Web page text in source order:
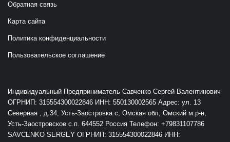
Обратная связь
Карта сайта
Политика конфиденциальности
Пользовательское соглашение
Индивидуальный Предприниматель Савченко Сергей Валентинович
ОГРНИП: 315554300022846 ИНН: 550130002565 Адрес: ул. 13
Северная , д.34, Усть-Заостровка с, Омская обл, Омский м.р-н,
Усть-Заостровское с.п. 644552 Россия Телефон: +79831107786
SAVCENKO SERGEY ОГРНИП: 315554300022846 ИНН: